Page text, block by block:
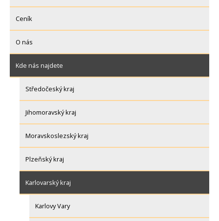
Ceník
O nás
Kde nás najdete
Středočeský kraj
Jihomoravský kraj
Moravskoslezský kraj
Plzeňský kraj
Karlovarský kraj
Karlovy Vary